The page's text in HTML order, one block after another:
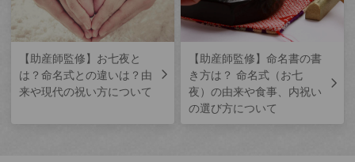
【助産師監修】お七夜と
は？命名式との違いは？由
来や現代の祝い方について
【助産師監修】命名書の書
き方は？ 命名式（お七
夜）の由来や食事、内祝い
の選び方について